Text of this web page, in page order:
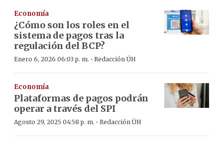
Economía
¿Cómo son los roles en el
sistema de pagos tras la
regulación del BCP?
Enero 6, 2026 06:03 p. m. · Redacción ÚH
Economía
Plataformas de pagos podrán
operar a través del SPI
Agosto 29, 2025 04:58 p. m. · Redacción ÚH